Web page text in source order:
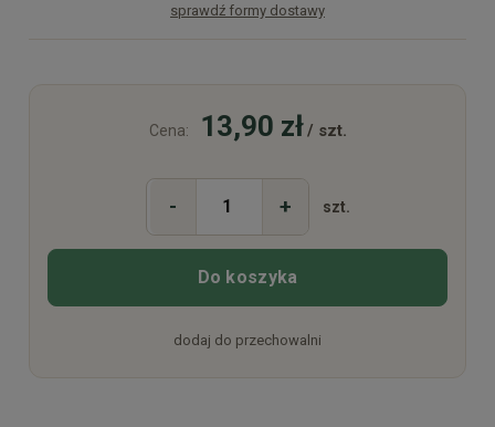
Cena nie zawiera ewentualnych kosztów płatności
sprawdź formy dostawy
Cena: 13,90 zł/ szt.
- + szt.
Do koszyka
dodaj do przechowalni